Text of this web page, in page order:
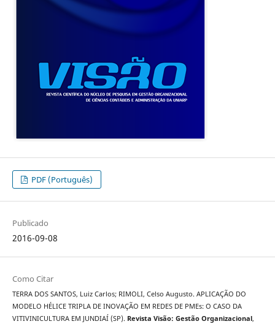
PDF (Português)
Publicado
2016-09-08
Como Citar
TERRA DOS SANTOS, Luiz Carlos; RIMOLI, Celso Augusto. APLICAÇÃO DO
MODELO HÉLICE TRIPLA DE INOVAÇÃO EM REDES DE PMEs: O CASO DA
VITIVINICULTURA EM JUNDIAÍ (SP). Revista Visão: Gestão Organizacional,